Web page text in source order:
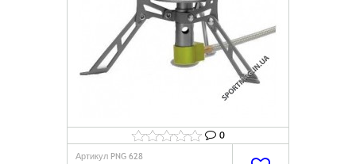
0
Артикул PNG 628